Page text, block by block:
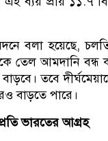
বলা হয়েছে,
তেল আমদানি বন্ধ
তবে
বাড়তে পারে।
ভারতের আগ্রহ